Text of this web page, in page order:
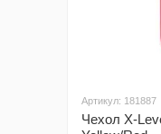
Артикул: 181887
Чехол X-